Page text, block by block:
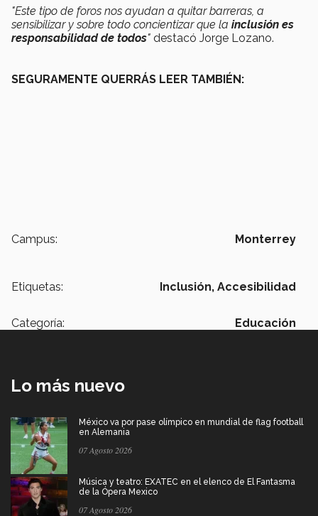
"Este tipo de foros nos ayudan a quitar barreras, a
sensibilizar y sobre todo concientizar que la inclusión es
responsabilidad de todos" destacó Jorge Lozano.
SEGURAMENTE QUERRÁS LEER TAMBIÉN:
Campus: Monterrey
Etiquetas: Inclusión, Accesibilidad
Categoría: Educación
Lo más nuevo
México va por pase olímpico en mundial de flag football
en Alemania
07 Agosto 2026
Música y teatro: EXATEC en el elenco de El Fantasma
de la Ópera Mexico
07 Agosto 2026